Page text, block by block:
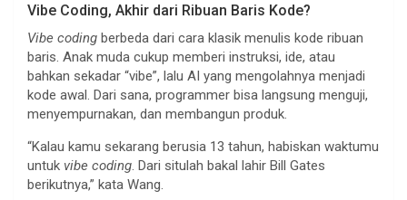
Vibe Coding, Akhir dari Ribuan Baris Kode?
Vibe coding berbeda dari cara klasik menulis kode ribuan
baris. Anak muda cukup memberi instruksi, ide, atau
bahkan sekadar “vibe”, lalu AI yang mengolahnya menjadi
kode awal. Dari sana, programmer bisa langsung menguji,
menyempurnakan, dan membangun produk.
“Kalau kamu sekarang berusia 13 tahun, habiskan waktumu
untuk vibe coding. Dari situlah bakal lahir Bill Gates
berikutnya,” kata Wang.